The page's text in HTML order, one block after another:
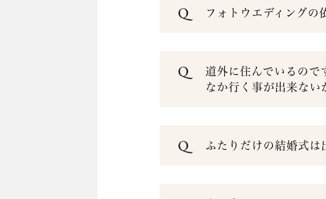
フォトウエディングの
道外に住んでいるので
なか行く事が出来ない
ふたりだけの結婚式は